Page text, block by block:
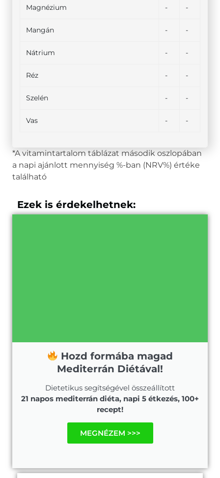
Magnézium - -
Mangán - -
Nátrium - -
Réz - -
Szelén - -
Vas - -
*A vitamintartalom táblázat második oszlopában
a napi ajánlott mennyiség %-ban (NRV%) értéke
található
Ezek is érdekelhetnek:
Hozd formába magad
Mediterrán Diétával!
Dietetikus segítségével összeállított
21 napos mediterrán diéta, napi 5 étkezés, 100+
recept!
MEGNÉZEM >>>